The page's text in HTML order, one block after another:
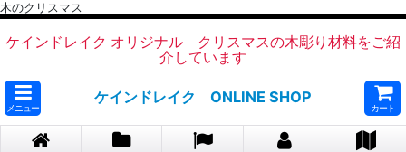
木のクリスマス
ケインドレイク オリジナル クリスマスの木彫り材料をご紹
介しています
メニュー
ケインドレイク ONLINE SHOP
カート